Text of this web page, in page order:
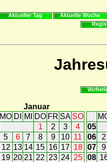
Aktueller Tag Aktuelle Woche
Januar
MO DI MI DO FR SA SO
1 2 3
4
5 6 7 8 9 10 11
12 13 14 15 16 17 18
19 20 21 22 23 24 25
05
06
2
07
9
08